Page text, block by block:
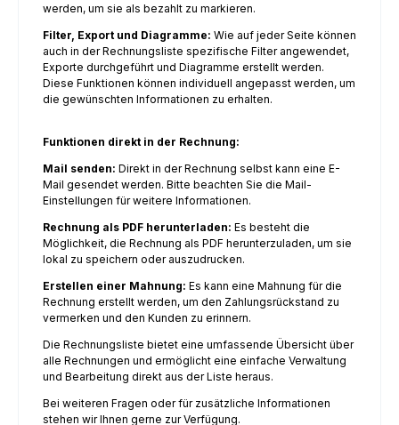
werden, um sie als bezahlt zu markieren.
Filter, Export und Diagramme: Wie auf jeder Seite können
auch in der Rechnungsliste spezifische Filter angewendet,
Exporte durchgeführt und Diagramme erstellt werden.
Diese Funktionen können individuell angepasst werden, um
die gewünschten Informationen zu erhalten.
Funktionen direkt in der Rechnung:
Mail senden: Direkt in der Rechnung selbst kann eine E-
Mail gesendet werden. Bitte beachten Sie die Mail-
Einstellungen für weitere Informationen.
Rechnung als PDF herunterladen: Es besteht die
Möglichkeit, die Rechnung als PDF herunterzuladen, um sie
lokal zu speichern oder auszudrucken.
Erstellen einer Mahnung: Es kann eine Mahnung für die
Rechnung erstellt werden, um den Zahlungsrückstand zu
vermerken und den Kunden zu erinnern.
Die Rechnungsliste bietet eine umfassende Übersicht über
alle Rechnungen und ermöglicht eine einfache Verwaltung
und Bearbeitung direkt aus der Liste heraus.
Bei weiteren Fragen oder für zusätzliche Informationen
stehen wir Ihnen gerne zur Verfügung.